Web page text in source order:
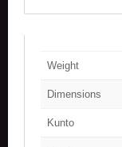
Weight
Dimensions
Kunto